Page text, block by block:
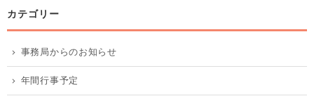
カテゴリー
事務局からのお知らせ
年間行事予定